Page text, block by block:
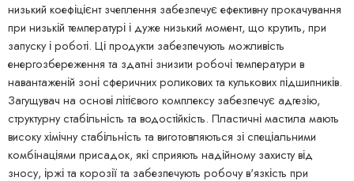
низький коефіцієнт зчеплення забезпечує ефективну прокачування
при низькій температурі і дуже низький момент, що крутить, при
запуску і роботі. Ці продукти забезпечують можливість
енергозбереження та здатні знизити робочі температури в
навантаженій зоні сферичних роликових та кулькових підшипників.
Загущувач на основі літієвого комплексу забезпечує адгезію,
структурну стабільність та водостійкість. Пластичні мастила мають
високу хімічну стабільність та виготовляються зі спеціальними
комбінаціями присадок, які сприяють надійному захисту від
зносу, іржі та корозії та забезпечують робочу в'язкість при